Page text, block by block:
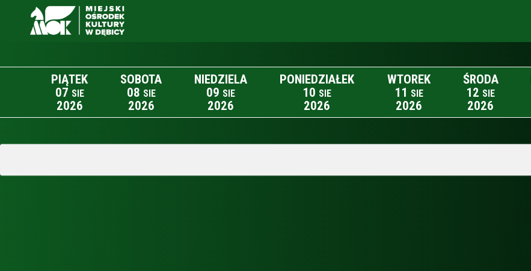
PIĄTEK
07 SIE
2026
SOBOTA
08 SIE
2026
NIEDZIELA
09 SIE
2026
PONIEDZIAŁEK
10 SIE
2026
WTOREK
11 SIE
2026
ŚRODA
12 SIE
2026